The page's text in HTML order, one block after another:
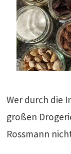
Wer durch die
großen
Rossmann